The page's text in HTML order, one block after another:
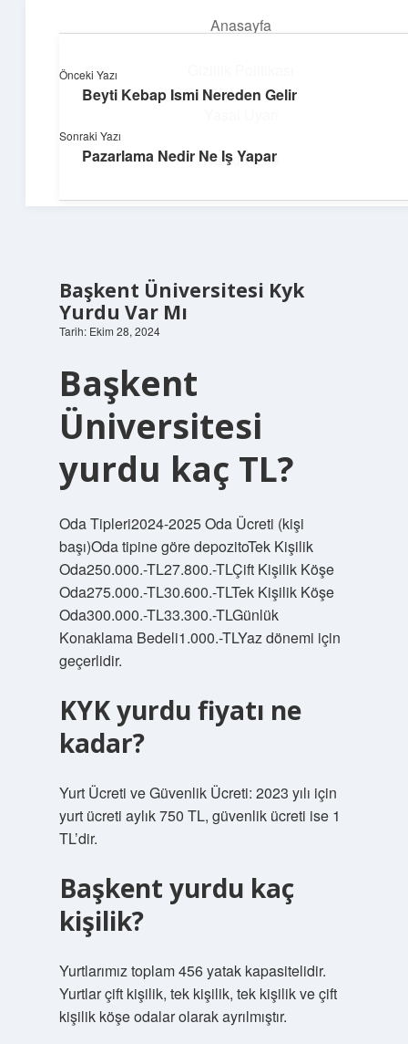
Anasayfa
Hakkımızda
Deniz Esintisi Hikayeler
Dalgalardan ilham alan neşeli bilgiler!
Başkent Üniversitesi Kyk
Yurdu Var Mı
Tarih: Ekim 28, 2024
Başkent
Üniversitesi
yurdu kaç TL?
Oda Tipleri2024-2025 Oda Ücreti (kişi
başı)Oda tipine göre depozitoTek Kişilik
Oda250.000.-TL27.800.-TLÇift Kişilik Köşe
Oda275.000.-TL30.600.-TLTek Kişilik Köşe
Oda300.000.-TL33.300.-TLGünlük
Konaklama Bedeli1.000.-TLYaz dönemi için
geçerlidir.
KYK yurdu fiyatı ne
kadar?
Yurt Ücreti ve Güvenlik Ücreti: 2023 yılı için
yurt ücreti aylık 750 TL, güvenlik ücreti ise 1
TL’dir.
Başkent yurdu kaç
kişilik?
Yurtlarımız toplam 456 yatak kapasitelidir.
Yurtlar çift kişilik, tek kişilik, tek kişilik ve çift
kişilik köşe odalar olarak ayrılmıştır.
Önceki Yazı
Beyti Kebap Ismi Nereden Gelir
Sonraki Yazı
Pazarlama Nedir Ne Iş Yapar